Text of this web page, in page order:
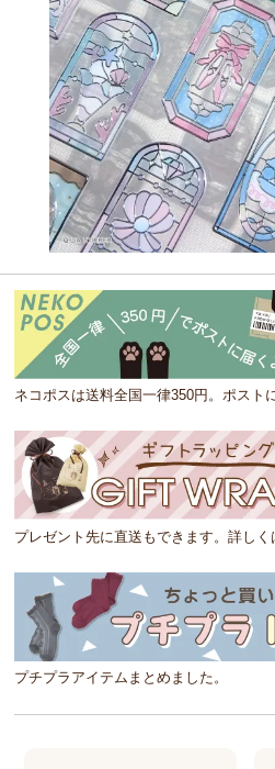
ネコポスは送料全国一律350円。ポスト
プレゼント先に直送もできます。詳しく
プチプラアイテムまとめました。